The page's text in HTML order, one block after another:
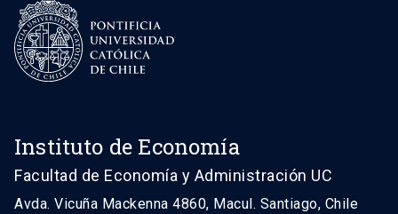
Instituto de Economía
Facultad de Economía y Administración UC
Avda. Vicuña Mackenna 4860, Macul. Santiago, Chile